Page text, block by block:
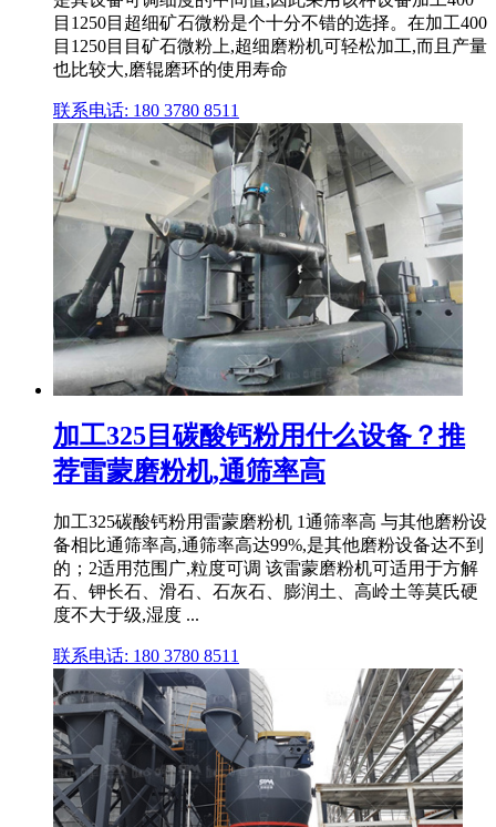
目1250目超细矿石微粉是个十分不错的选择。在加工400
目1250目目矿石微粉上,超细磨粉机可轻松加工,而且产量
也比较大,磨辊磨环的使用寿命
联系电话: 180 3780 8511
加工325目碳酸钙粉用什么设备？推
荐雷蒙磨粉机,通筛率高
加工325碳酸钙粉用雷蒙磨粉机 1通筛率高 与其他磨粉设
备相比通筛率高,通筛率高达99%,是其他磨粉设备达不到
的；2适用范围广,粒度可调 该雷蒙磨粉机可适用于方解
石、钾长石、滑石、石灰石、膨润土、高岭土等莫氏硬
度不大于级,湿度 ...
联系电话: 180 3780 8511